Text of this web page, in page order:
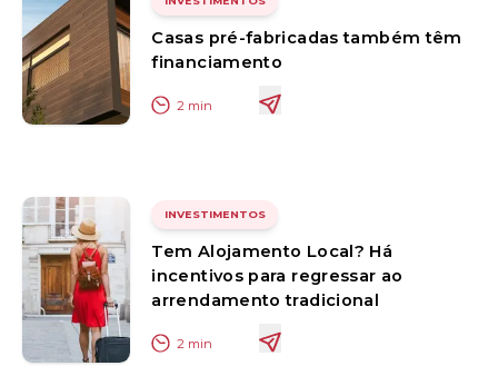
Casas pré-fabricadas também têm
financiamento
2 min
INVESTIMENTOS
Tem Alojamento Local? Há
incentivos para regressar ao
arrendamento tradicional
2 min